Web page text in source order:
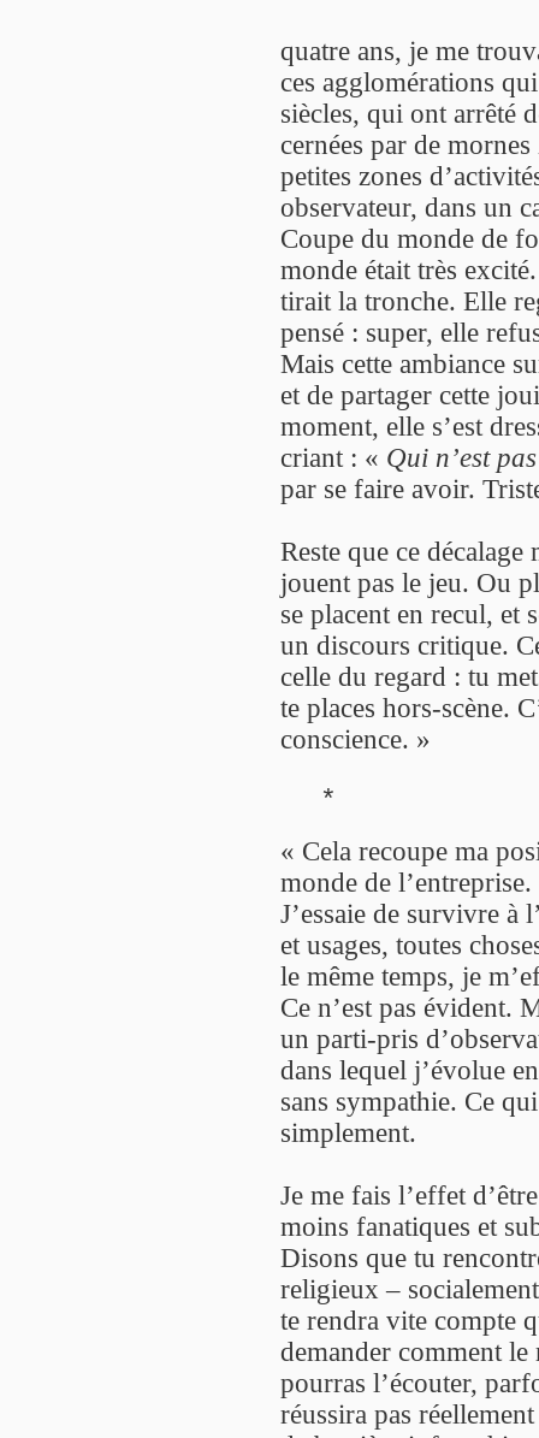
quatre ans, je me
ces agglomérations
siècles, qui ont arrêté
cernées par de
petites zones
observateur, dans un
Coupe du monde de
monde était très
tirait la tronche. Elle
pensé : super, elle
Mais cette ambiance
et de partager cette
moment, elle s’est
criant : « Qui n’est
par se faire avoir.
Reste que ce décalage
jouent pas le jeu. Ou
se placent en recul, et
un discours critique.
celle du regard : tu
te places hors-scène.
conscience. »
*
« Cela recoupe ma
monde de
J’essaie de survivre à
et usages, toutes
le même temps, je
Ce n’est pas évident.
un parti-pris
dans lequel j’évolue
sans sympathie. Ce
simplement.
Je me fais l’effet
moins fanatiques et
Disons que tu
religieux –
te rendra vite compte
demander comment le
pourras l’écouter,
réussira pas